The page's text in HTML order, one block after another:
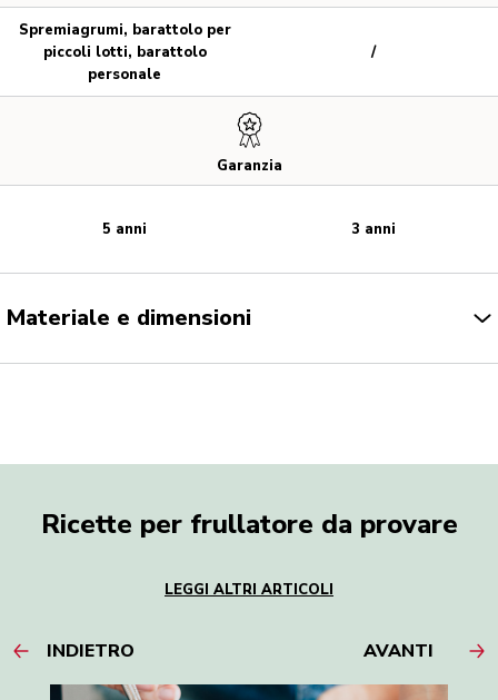
Garanzia
Spremiagrumi, barattolo per
piccoli lotti, barattolo
personale
5 anni
/
3 anni
Materiale e dimensioni
Ricette per frullatore da provare
LEGGI ALTRI ARTICOLI
INDIETRO AVANTI